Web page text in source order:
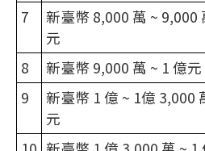
7
新臺幣 8,000 萬 ~ 9,000
元
8 新臺幣 9,000 萬 ~ 1 億元
9
新臺幣 1 億 ~ 1億 3,000
元